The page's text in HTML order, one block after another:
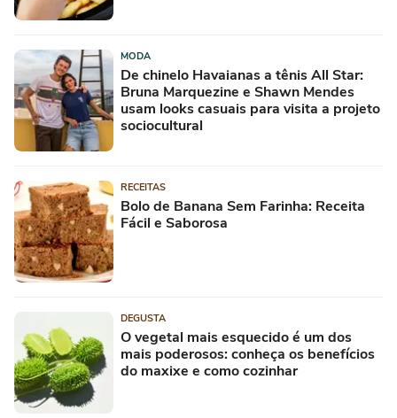
MODA
De chinelo Havaianas a tênis All Star:
Bruna Marquezine e Shawn Mendes
usam looks casuais para visita a projeto
sociocultural
RECEITAS
Bolo de Banana Sem Farinha: Receita
Fácil e Saborosa
DEGUSTA
O vegetal mais esquecido é um dos
mais poderosos: conheça os benefícios
do maxixe e como cozinhar